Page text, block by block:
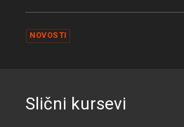
NOVOSTI
Slični kursevi